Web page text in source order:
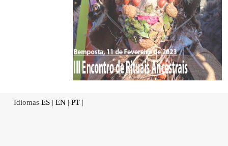
Idiomas ES | EN | PT |